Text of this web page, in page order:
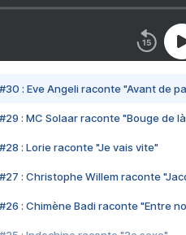
#30 : Eve Angeli raconte "Avant de
#29 : MC Solaar raconte "Bouge de
#28 : Lorie raconte "Je vais vite"
#27 : Christophe Willem raconte
#26 : Chimène Badi raconte "Entre